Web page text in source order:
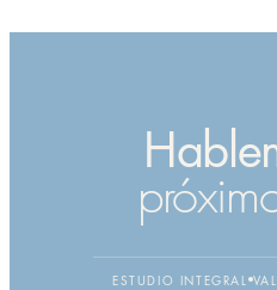
ESTUDIO INTEGRAL